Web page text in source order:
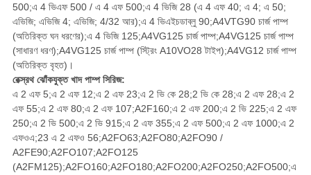
500;এ 4 ভিএফ 500 / এ 4 এফ 500;এ 4 ভিজি 28 (এ 4 এফ 40; এ 4; এ 50;
এভিজি; এভিজি 4; এভিজি; 4/32 আর);এ 4 ভিএইচডাব্লু 90;A4VTG90 চার্জ পাম্প
(অতিরিক্ত ঘন ধরণের);এ 4 ভিজি 125;A4VG125 চার্জ পাম্প;A4VG125 চার্জ পাম্প
(সাধারণ ধরণ);A4VG125 চার্জ পাম্প (স্ট্রিং A10VO28 টাইপ);A4VG12 চার্জ পাম্প
(অতিরিক্ত বৃহত)।
রেক্স্রথ ঝোঁকযুক্ত খাদ পাম্প সিরিজ:
এ 2 এফ 5;এ 2 এফ 12;এ 2 এফ 23;এ 2 ভি কে 28;2 ভি কে 28;এ 2 এফ 28;এ 2
এফ 55;এ 2 এফ 80;এ 2 এফ 107;A2F160;এ 2 এফ 200;এ 2 ভি 225;এ 2 এফ
250;এ 2 ভি 500;এ 2 ভি 915;এ 2 এফ 355;এ 2 এফ 500;এ 2 এফ 1000;এ 2
এফওএ;23 এ 2 এফও 56;A2FO63;A2FO80;A2FO90 /
A2FE90;A2FO107;A2FO125
(A2FM125);A2FO160;A2FO180;A2FO200;A2FO250;A2FO500;এ